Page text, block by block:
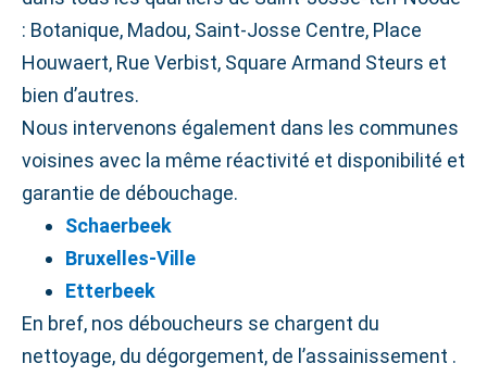
: Botanique, Madou, Saint‑Josse Centre, Place
Houwaert, Rue Verbist, Square Armand Steurs et
bien d’autres.
Nous intervenons également dans les communes
voisines avec la même réactivité et disponibilité et
garantie de débouchage.
Schaerbeek
Bruxelles‑Ville
Etterbeek
En bref, nos déboucheurs se chargent du
nettoyage, du dégorgement, de l’assainissement .